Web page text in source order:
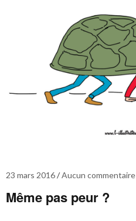
23 mars 2016 Aucun commentaire
Même pas peur ?